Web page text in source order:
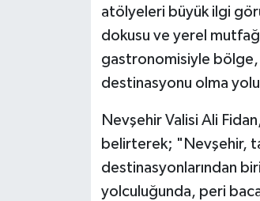
atölyeleri büyük ilgi
dokusu ve yerel
gastronomisiyle bölge,
destinasyonu olma
Nevşehir Valisi Ali
belirterek; "Nevşehir,
destinasyonlarından
yolculuğunda, peri